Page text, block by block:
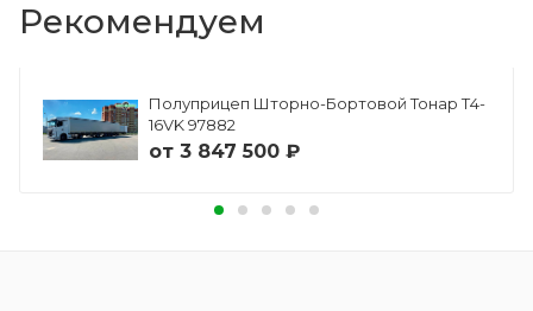
Рекомендуем
Полуприцеп Шторно-Бортовой Тонар Т4-
16VK 97882
от 3 847 500 ₽